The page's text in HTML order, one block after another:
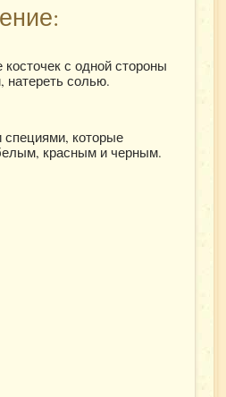
с одной стороны
солью.
которые
красным и черным.